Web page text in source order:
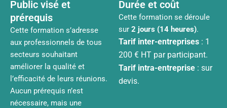
Public visé et
prérequis
Cette formation s’adresse
aux professionnels de tous
secteurs souhaitant
améliorer la qualité et
l’efficacité de leurs réunions.
Aucun prérequis n’est
nécessaire, mais une
Durée et coût
Cette formation se déroule
sur 2 jours (14 heures).
Tarif inter-entreprises : 1
200 € HT par participant.
Tarif intra-entreprise : sur
devis.